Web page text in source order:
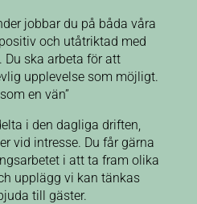
jobbar du på båda våra
och utåtriktad med
Du ska arbeta för att
upplevelse som möjligt.
en vän”
i den dagliga driften,
vid intresse. Du får gärna
i att ta fram olika
upplägg vi kan tänkas
till gäster.